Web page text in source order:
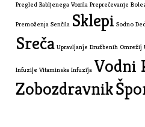
Pregled Rabljenega Vozila Preprečevanje
Premoženja Senčila Sklepi Sodno
Sreča Upravljanje Družbenih Omrežij
Infuzije Vitaminska Infuzija Vodni
Zobozdravnik